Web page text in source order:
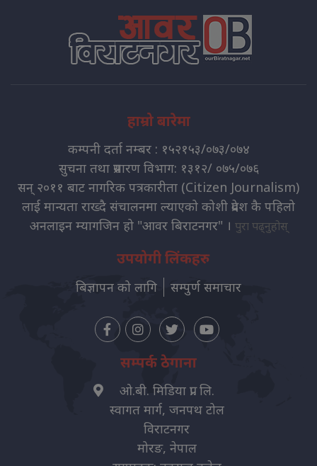
हाम्रो बारेमा
कम्पनी दर्ता नम्बर : १५२१५३/०७३/०७४
सुचना तथा प्रसारण विभाग: १३१२/ ०७५/०७६
सन् २०११ बाट नागरिक पत्रकारीता (Citizen Journalism)
लाई मान्यता राख्दै संचालनमा ल्याएको कोशी प्रदेश कै पहिलो
अनलाइन म्यागजिन हो "आवर बिराटनगर" । पुरा पढ्नुहोस्
उपयोगी लिंकहरु
बिज्ञापन को लागि सम्पुर्ण समाचार
सम्पर्क ठेगाना
ओ.बी. मिडिया प्रा. लि.
स्वागत मार्ग, जनपथ टोल
विराटनगर
मोरङ, नेपाल